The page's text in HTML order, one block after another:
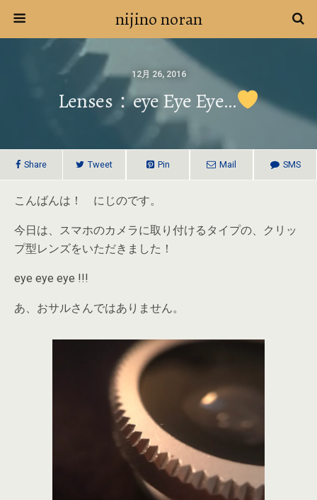
nijino noran
12月 26, 2016
Lenses：eye Eye Eye…
Share Tweet Pin Mail SMS
こんばんは！ にじのです。
今日は、スマホのカメラに取り付けるタイプの、クリッ
プ型レンズをいただきました！
eye eye eye !!!
あ、おサルさんではありません。